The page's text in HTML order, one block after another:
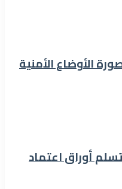
الأوضاع الأمنية
أوراق اعتماد